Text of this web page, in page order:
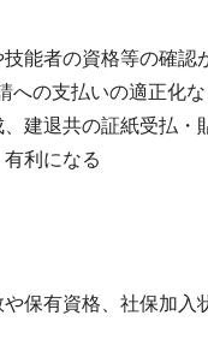
能者の資格等の確認
の支払いの適正化な
建退共の証紙受払
利になる
保有資格、社保加